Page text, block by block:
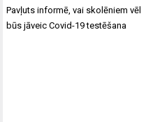
Ziņu
izvēlne
Pavļuts informē, vai skolēniem vēl
būs jāveic Covid-19 testēšana